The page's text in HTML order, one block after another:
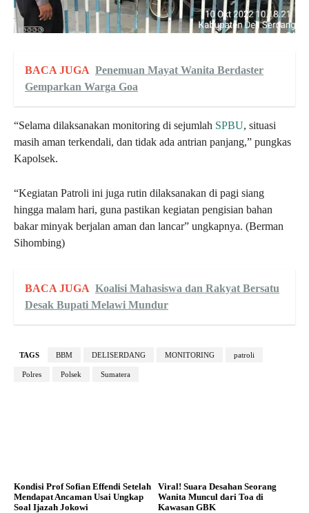
BACA JUGA Penemuan Mayat Wanita Berdaster
Gemparkan Warga Goa
“Selama dilaksanakan monitoring di sejumlah SPBU, situasi
masih aman terkendali, dan tidak ada antrian panjang,” pungkas
Kapolsek.
“Kegiatan Patroli ini juga rutin dilaksanakan di pagi siang
hingga malam hari, guna pastikan kegiatan pengisian bahan
bakar minyak berjalan aman dan lancar” ungkapnya. (Berman
Sihombing)
BACA JUGA Koalisi Mahasiswa dan Rakyat Bersatu
Desak Bupati Melawi Mundur
TAGS BBM DELISERDANG MONITORING patroli
Polres Polsek Sumatera
Kondisi Prof Sofian Effendi Setelah
Mendapat Ancaman Usai Ungkap
Soal Ijazah Jokowi
Viral! Suara Desahan Seorang
Wanita Muncul dari Toa di
Kawasan GBK